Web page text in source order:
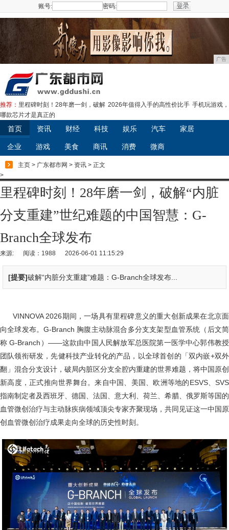
账号: 密码:
广告
推荐： 里程碑时刻！28年磨一剑，破解 2026年值得入手的高性价比手 手机玩游戏，
哪款芯片才是真正的
首页 资讯 财经 科技 娱乐 汽车 家居
企业 游戏 美食 商讯 消费 微商
主页 > 广东都市网 > 资讯 > 正文
>
里程碑时刻！28年磨一剑，破解“内脏
分支重建”世纪难题的中国智慧：G-
Branch全球发布
来源: 阅读：1988 2026-06-01 11:15:29
[提要]破解“内脏分支重建”难题：G-Branch全球发布...
VINNOVA 2026期间，一场具有里程碑意义的重大创新成果在北京面
向全球发布。G-Branch 胸腹主动脉混合多分支支架型血管系统（后文简
称 G-Branch）——这款由中国人民解放军总医院第一医学中心郭伟教授
团队领衔研发，先健科技产业转化的产品，以全球首创的「双内嵌+双外
翻」混合分支设计，破局内脏区分支全腔内重建的世界难题，将中国原创
新高度，正式推向世界舞台。来自中国、美国、欧洲等地的ESVS、SVS
指南制定者及西班牙、德国、法国、意大利、荷兰、希腊、俄罗斯等国的
血管微创治疗与主动脉疾病领域顶尖专家齐聚现场，共同见证这一中国原
创血管微创治疗成果走向全球的历史性时刻。